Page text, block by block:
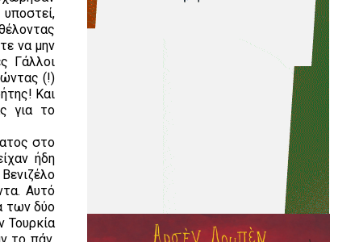
να μην
Γάλλοι
(!)
Και
για το
στο
ήδη
Αυτό
των δύο
Τουρκία
το πάν,